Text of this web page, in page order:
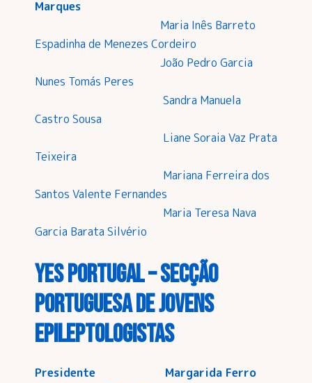
Marques
Maria Inês Barreto
Espadinha de Menezes Cordeiro
João Pedro Garcia
Nunes Tomás Peres
Sandra Manuela
Castro Sousa
Liane Soraia Vaz Prata
Teixeira
Mariana Ferreira dos
Santos Valente Fernandes
Maria Teresa Nava
Garcia Barata Silvério
YES Portugal – Secção
Portuguesa de Jovens
Epileptologistas
Presidente Margarida Ferro